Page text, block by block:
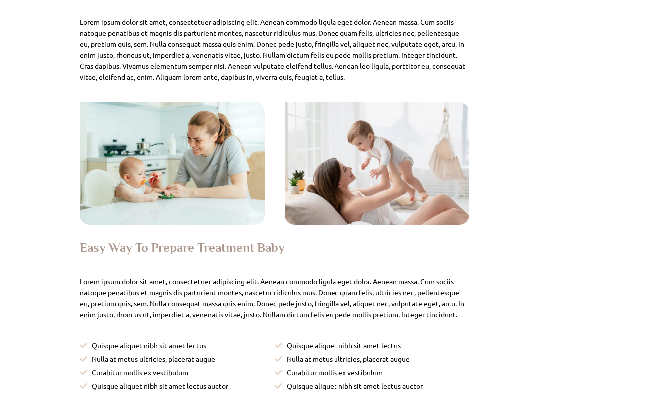
Lorem ipsum dolor sit amet, consectetuer adipiscing elit. Aenean commodo ligula eget dolor. Aenean massa. Cum sociis
natoque penatibus et magnis dis parturient montes, nascetur ridiculus mus. Donec quam felis, ultricies nec, pellentesque
eu, pretium quis, sem. Nulla consequat massa quis enim. Donec pede justo, fringilla vel, aliquet nec, vulputate eget, arcu. In
enim justo, rhoncus ut, imperdiet a, venenatis vitae, justo. Nullam dictum felis eu pede mollis pretium. Integer tincidunt.
Cras dapibus. Vivamus elementum semper nisi. Aenean vulputate eleifend tellus. Aenean leo ligula, porttitor eu, consequat
vitae, eleifend ac, enim. Aliquam lorem ante, dapibus in, viverra quis, feugiat a, tellus.
Easy Way To Prepare Treatment Baby
Lorem ipsum dolor sit amet, consectetuer adipiscing elit. Aenean commodo ligula eget dolor. Aenean massa. Cum sociis
natoque penatibus et magnis dis parturient montes, nascetur ridiculus mus. Donec quam felis, ultricies nec, pellentesque
eu, pretium quis, sem. Nulla consequat massa quis enim. Donec pede justo, fringilla vel, aliquet nec, vulputate eget, arcu. In
enim justo, rhoncus ut, imperdiet a, venenatis vitae, justo. Nullam dictum felis eu pede mollis pretium. Integer tincidunt.
Quisque aliquet nibh sit amet lectus
Nulla at metus ultricies, placerat augue
Curabitur mollis ex vestibulum
Quisque aliquet nibh sit amet lectus auctor
Quisque aliquet nibh sit amet lectus
Nulla at metus ultricies, placerat augue
Curabitur mollis ex vestibulum
Quisque aliquet nibh sit amet lectus auctor